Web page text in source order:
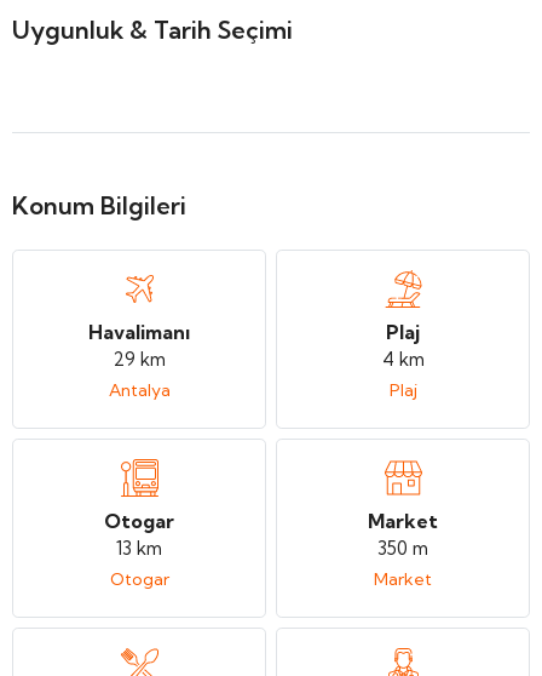
Uygunluk & Tarih Seçimi
Konum Bilgileri
Havalimanı
29 km
Antalya
Plaj
4 km
Plaj
Otogar
13 km
Otogar
Market
350 m
Market